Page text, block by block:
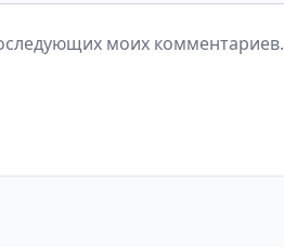
моих комментариев.